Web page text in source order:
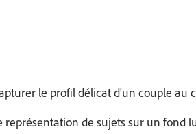
le profil délicat d'un couple
de sujets sur un